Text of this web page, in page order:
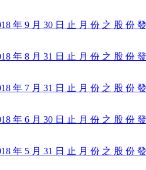
年 9 月 30 日 止 月 份 之 股 份
年 8 月 31 日 止 月 份 之 股 份
年 7 月 31 日 止 月 份 之 股 份
年 6 月 30 日 止 月 份 之 股 份
年 5 月 31 日 止 月 份 之 股 份